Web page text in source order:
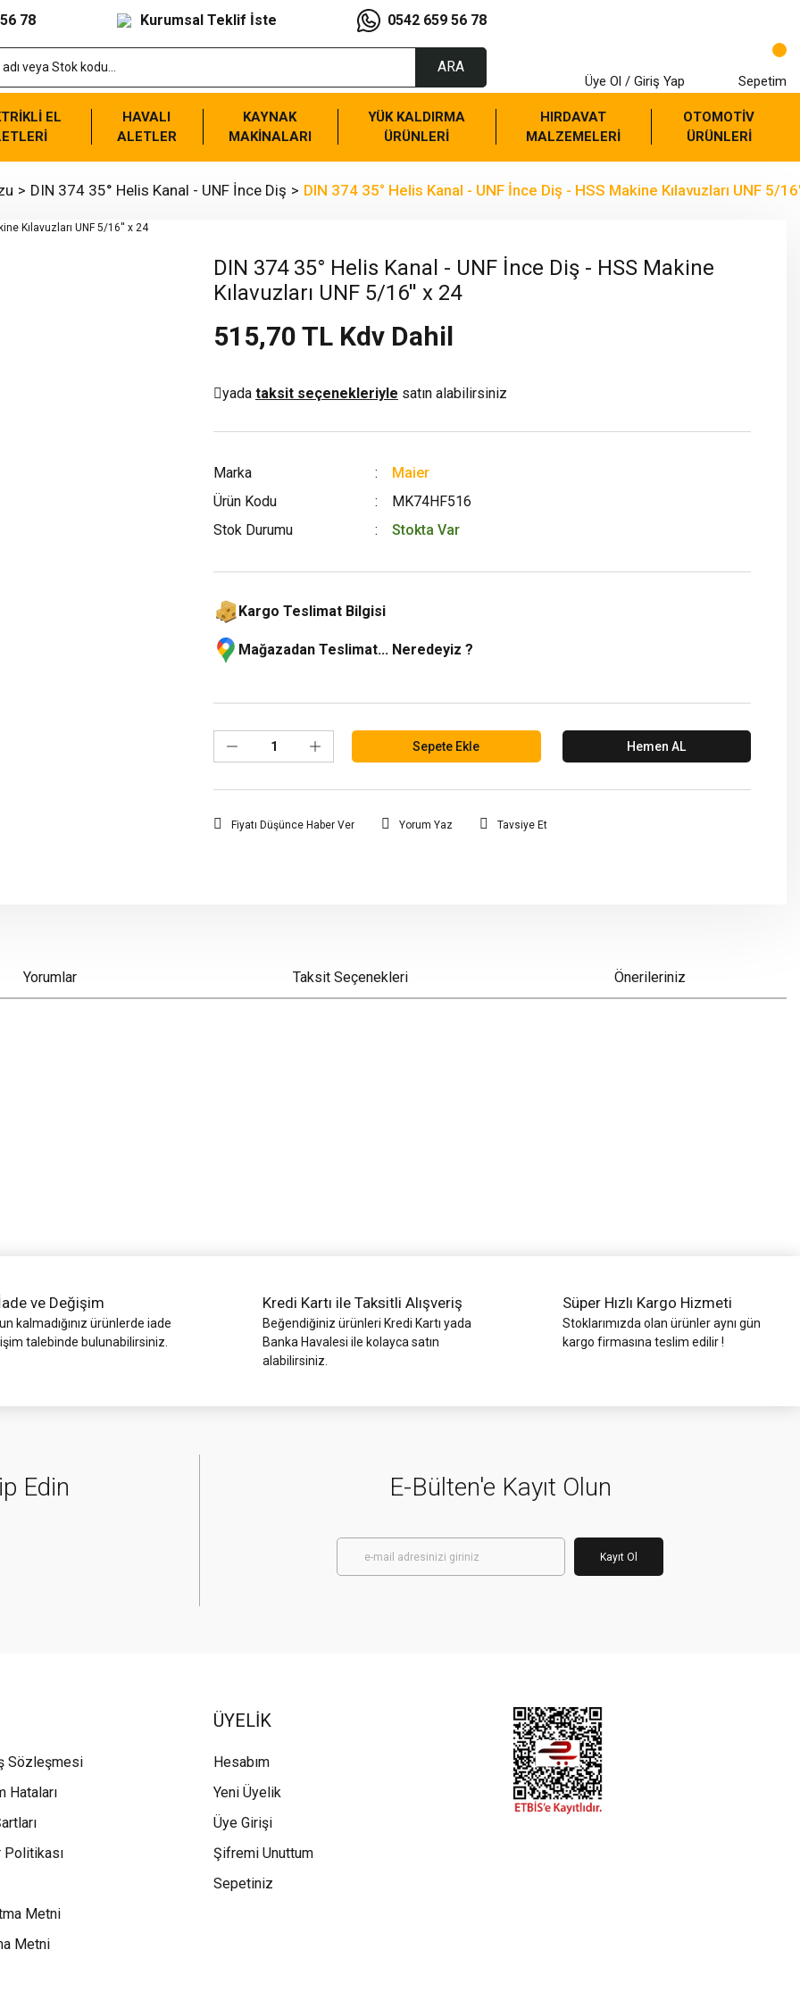
78 Kurumsal Teklif İste 0542 659 56 78
ARA
Üye Ol / Giriş Yap Sepetim
EL
HAVALI
ALETLER
KAYNAK
MAKİNALARI
YÜK KALDIRMA
ÜRÜNLERİ
HIRDAVAT
MALZEMELERİ
OTOMOTİV
ÜRÜNLERİ
DIN 374 35° Helis Kanal - UNF İnce Diş DIN 374 35° Helis Kanal - UNF İnce Diş - HSS Makine Kılavuzları UNF 5/
DIN 374 35° Helis Kanal - UNF İnce Diş - HSS Makine
Kılavuzları UNF 5/16'' x 24
515,70 TL Kdv Dahil
yada taksit seçenekleriyle satın alabilirsiniz
Marka
Maier
Ürün Kodu
MK74HF516
Stok Durumu
Stokta Var
Kargo Teslimat Bilgisi
Mağazadan Teslimat... Neredeyiz ?
Sepete Ekle Hemen AL
Fiyatı Düşünce Haber Ver Yorum Yaz Tavsiye Et
Yorumlar Taksit Seçenekleri Önerileriniz
ve Değişim
kalmadığınız ürünlerde iade
talebinde bulunabilirsiniz.
Kredi Kartı ile Taksitli Alışveriş
Beğendiğiniz ürünleri Kredi Kartı yada
Banka Havalesi ile kolayca satın
alabilirsiniz.
Süper Hızlı Kargo Hizmeti
Stoklarımızda olan ürünler aynı gün
kargo firmasına teslim edilir !
Edin E-Bülten'e Kayıt Olun
Kayıt Ol
Sözleşmesi
Hataları
Metni
Metni
ÜYELİK
Hesabım
Yeni Üyelik
Üye Girişi
Şifremi Unuttum
Sepetiniz